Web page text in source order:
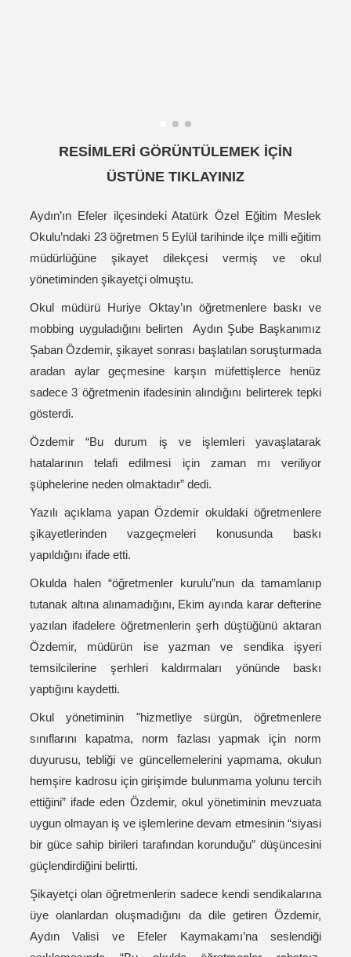
RESİMLERİ GÖRÜNTÜLEMEK İÇİN
ÜSTÜNE TIKLAYINIZ
Aydın’ın Efeler ilçesindeki Atatürk Özel Eğitim Meslek
Okulu’ndaki 23 öğretmen 5 Eylül tarihinde ilçe milli eğitim
müdürlüğüne şikayet dilekçesi vermiş ve okul
yönetiminden şikayetçi olmuştu.
Okul müdürü Huriye Oktay’ın öğretmenlere baskı ve
mobbing uyguladığını belirten Aydın Şube Başkanımız
Şaban Özdemir, şikayet sonrası başlatılan soruşturmada
aradan aylar geçmesine karşın müfettişlerce henüz
sadece 3 öğretmenin ifadesinin alındığını belirterek tepki
gösterdi.
Özdemir “Bu durum iş ve işlemleri yavaşlatarak
hatalarının telafi edilmesi için zaman mı veriliyor
şüphelerine neden olmaktadır” dedi.
Yazılı açıklama yapan Özdemir okuldaki öğretmenlere
şikayetlerinden vazgeçmeleri konusunda baskı
yapıldığını ifade etti.
Okulda halen “öğretmenler kurulu”nun da tamamlanıp
tutanak altına alınamadığını, Ekim ayında karar defterine
yazılan ifadelere öğretmenlerin şerh düştüğünü aktaran
Özdemir, müdürün ise yazman ve sendika işyeri
temsilcilerine şerhleri kaldırmaları yönünde baskı
yaptığını kaydetti.
Okul yönetiminin "hizmetliye sürgün, öğretmenlere
sınıflarını kapatma, norm fazlası yapmak için norm
duyurusu, tebliği ve güncellemelerini yapmama, okulun
hemşire kadrosu için girişimde bulunmama yolunu tercih
ettiğini” ifade eden Özdemir, okul yönetiminin mevzuata
uygun olmayan iş ve işlemlerine devam etmesinin “siyasi
bir güce sahip birileri tarafından korunduğu” düşüncesini
güçlendirdiğini belirtti.
Şikayetçi olan öğretmenlerin sadece kendi sendikalarına
üye olanlardan oluşmadığını da dile getiren Özdemir,
Aydın Valisi ve Efeler Kaymakamı’na seslendiği